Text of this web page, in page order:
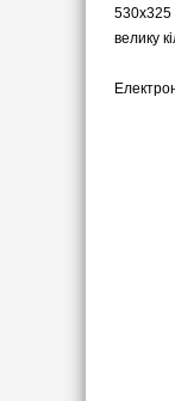
530х325
велику